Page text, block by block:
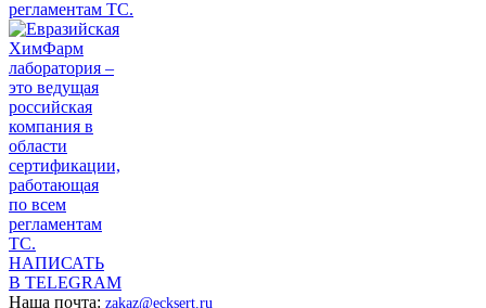
НАПИСАТЬ
В TELEGRAM
Наша почта: zakaz@ecksert.ru